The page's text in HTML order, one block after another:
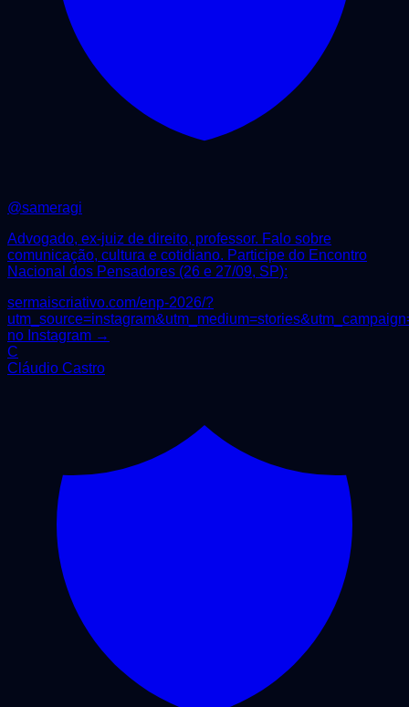
@sameragi
Advogado, ex-juiz de direito, professor. Falo sobre
comunicação, cultura e cotidiano. Participe do Encontro
Nacional dos Pensadores (26 e 27/09, SP):
sermaiscriativo.com/enp-2026/?
no Instagram →
C
Cláudio Castro